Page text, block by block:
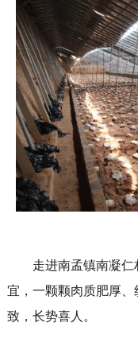
走进南孟镇南凝
宜，一颗颗肉质肥厚
致，长势喜人。